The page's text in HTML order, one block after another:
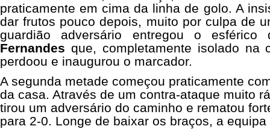
praticamente em cima da linha de golo. A
dar frutos pouco depois, muito por culpa de
guardião adversário entregou o
Fernandes que, completamente isolado na
perdoou e inaugurou o marcador.
A segunda metade começou praticamente
da casa. Através de um contra-ataque muito
tirou um adversário do caminho e rematou
para 2-0. Longe de baixar os braços, a